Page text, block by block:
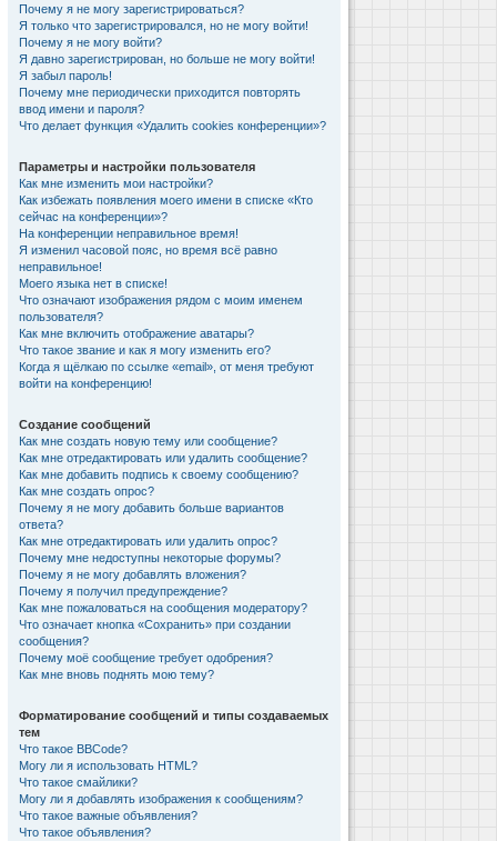
Почему я не могу зарегистрироваться?
Я только что зарегистрировался, но не могу войти!
Почему я не могу войти?
Я давно зарегистрирован, но больше не могу войти!
Я забыл пароль!
Почему мне периодически приходится повторять
ввод имени и пароля?
Что делает функция «Удалить cookies конференции»?
Параметры и настройки пользователя
Как мне изменить мои настройки?
Как избежать появления моего имени в списке «Кто
сейчас на конференции»?
На конференции неправильное время!
Я изменил часовой пояс, но время всё равно
неправильное!
Моего языка нет в списке!
Что означают изображения рядом с моим именем
пользователя?
Как мне включить отображение аватары?
Что такое звание и как я могу изменить его?
Когда я щёлкаю по ссылке «email», от меня требуют
войти на конференцию!
Создание сообщений
Как мне создать новую тему или сообщение?
Как мне отредактировать или удалить сообщение?
Как мне добавить подпись к своему сообщению?
Как мне создать опрос?
Почему я не могу добавить больше вариантов
ответа?
Как мне отредактировать или удалить опрос?
Почему мне недоступны некоторые форумы?
Почему я не могу добавлять вложения?
Почему я получил предупреждение?
Как мне пожаловаться на сообщения модератору?
Что означает кнопка «Сохранить» при создании
сообщения?
Почему моё сообщение требует одобрения?
Как мне вновь поднять мою тему?
Форматирование сообщений и типы создаваемых
тем
Что такое BBCode?
Могу ли я использовать HTML?
Что такое смайлики?
Могу ли я добавлять изображения к сообщениям?
Что такое важные объявления?
Что такое объявления?